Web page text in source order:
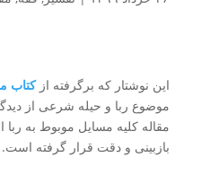
این نوشتار که برگرفته ازکتاب
موضوع ربا و حیله شرعی از
مقاله کلیه مسایل موبوط به ربا
بازبینی و دقت قرار گرفته است.